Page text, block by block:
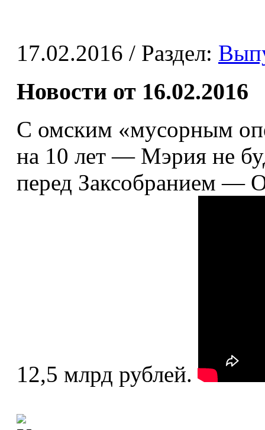
17.02.2016 / Раздел:
Новости от 16.02.2016
С омским «мусорным
на 10 лет — Мэрия не
перед Заксобранием —
12,5 млрд рублей.